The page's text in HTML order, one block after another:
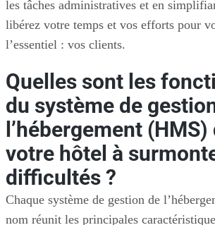
les tâches administratives et en
libérez votre temps et vos efforts pour
l’essentiel : vos clients.
Quelles sont les
du système de
l’hébergement
votre hôtel à
difficultés ?
Chaque système de gestion de
nom réunit les principales